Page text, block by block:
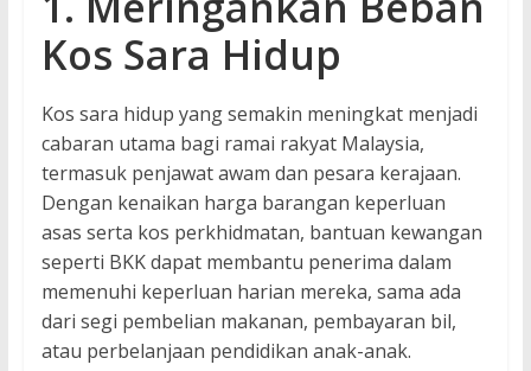
Kos Sara Hidup
Kos sara hidup yang semakin meningkat menjadi
cabaran utama bagi ramai rakyat Malaysia,
termasuk penjawat awam dan pesara kerajaan.
Dengan kenaikan harga barangan keperluan
asas serta kos perkhidmatan, bantuan kewangan
seperti BKK dapat membantu penerima dalam
memenuhi keperluan harian mereka, sama ada
dari segi pembelian makanan, pembayaran bil,
atau perbelanjaan pendidikan anak-anak.